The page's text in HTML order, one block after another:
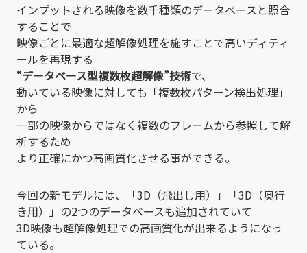
インプットされる映像を数千種類のデータベースと照合
することで
映像ごとに最適な超解像処理を施すことで高いディティ
ールを再現する
“データベース型複数枚超解像”技術で、
動いている映像に対しても「複数枚パターン検出処理」
から
一部の映像からではなく複数のフレームから参照して解
析するため
より正確にかつ高画質化させる事ができる。
今回の新モデルには、「3D（飛出し用）」「3D（奥行
き用）」の2つのデータベースも追加されていて
3D映像も超解像処理での高画質化が出来るようになっ
ている。